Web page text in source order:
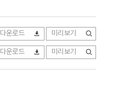
다운로드 미리보기
다운로드 미리보기